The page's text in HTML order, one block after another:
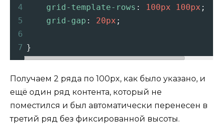
4
grid-template-rows : 100px 100px ;
5
grid-gap : 20px ;
6
7 }
Получаем 2 ряда по 100px, как было указано, и
ещё один ряд контента, который не
поместился и был автоматически перенесен в
третий ряд без фиксированной высоты.